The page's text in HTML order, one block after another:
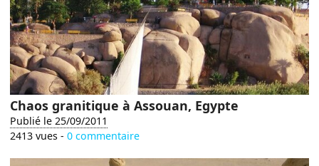
Chaos granitique à Assouan, Egypte
Publié le 25/09/2011
2413 vues -0 commentaire